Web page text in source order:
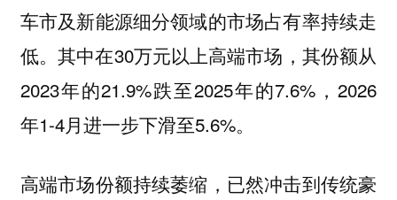
车市及新能源细分领域的市场占有率持续走
低。其中在30万元以上高端市场，其份额从
2023年的21.9%跌至2025年的7.6%，2026
年1-4月进一步下滑至5.6%。
高端市场份额持续萎缩，已然冲击到传统豪